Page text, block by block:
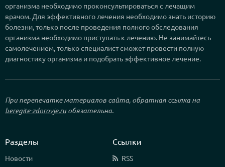
организма необходимо проконсультироваться с лечащим
врачом. Для эффективного лечения необходимо знать историю
болезни, только после проведения полного обследования
организма необходимо приступать к лечению. Не занимайтесь
самолечением, только специалист сможет провести полную
диагностику организма и подобрать эффективное лечение.
При перепечатке материалов сайта, обратная ссылка на
beregite-zdorovje.ruобязательна.
Разделы
Новости
Ссылки
RSS